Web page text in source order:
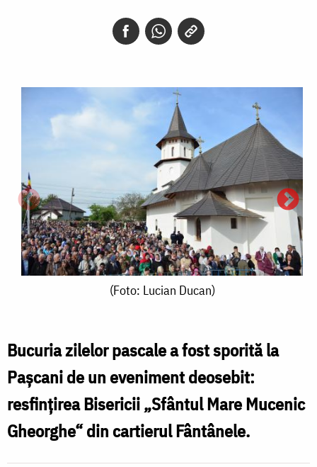
(Foto: Lucian Ducan)
Bucuria zilelor pascale a fost sporită la
Paşcani de un eveniment deosebit:
resfinţirea Bisericii „Sfântul Mare Mucenic
Gheorghe“ din cartierul Fântânele.